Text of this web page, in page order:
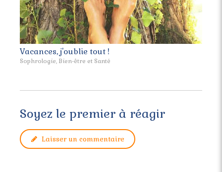
Vacances, j'oublie tout !
Sophrologie, Bien-être et Santé
Soyez le premier à réagir
Laisser un commentaire